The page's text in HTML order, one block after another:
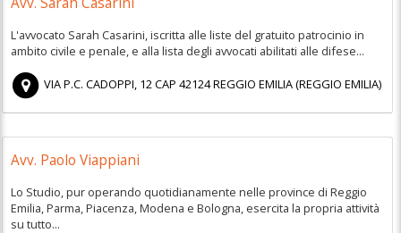
L'avvocato Sarah Casarini, iscritta alle liste del gratuito patrocinio in
ambito civile e penale, e alla lista degli avvocati abilitati alle difese...
VIA P.C. CADOPPI, 12CAP42124REGGIO EMILIA(REGGIO EMILIA)
Avv. Paolo Viappiani
Lo Studio, pur operando quotidianamente nelle province di Reggio
Emilia, Parma, Piacenza, Modena e Bologna, esercita la propria attività
su tutto...